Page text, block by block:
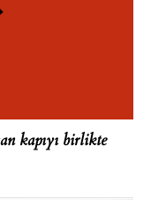
kapıyı birlikte